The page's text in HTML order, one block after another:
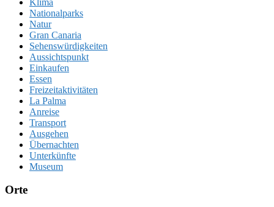
Nationalparks
Natur
Gran Canaria
Sehenswürdigkeiten
Aussichtspunkt
Einkaufen
Essen
Freizeitaktivitäten
La Palma
Anreise
Transport
Ausgehen
Übernachten
Unterkünfte
Museum
Orte